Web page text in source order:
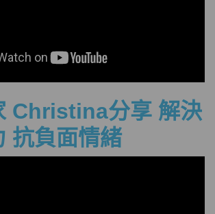
Christina分享 解決
抗負面情緒